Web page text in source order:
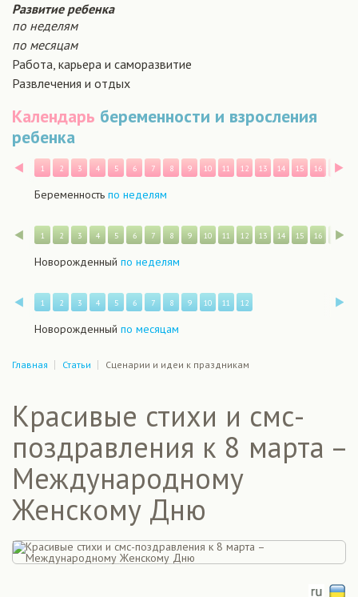
Развитие ребенка
по неделям
по месяцам
Работа, карьера и саморазвитие
Развлечения и отдых
Календарь беременности и взросления
ребенка
Назад
1 2 3 4 5 6 7 8 9 10 11 12 13 14 15 16 17
Беременность по неделям
Назад
1 2 3 4 5 6 7 8 9 10 11 12 13 14 15 16 17
Новорожденный по неделям
Назад
1 2 3 4 5 6 7 8 9 10 11 12
Новорожденный по месяцам
Главная Статьи Сценарии и идеи к праздникам
Красивые стихи и смс-
поздравления к 8 марта –
Международному
Женскому Дню